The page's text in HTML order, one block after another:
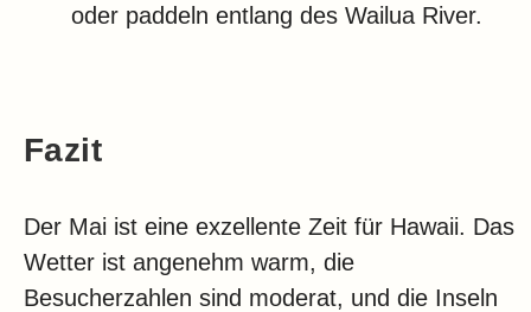
oder paddeln entlang des Wailua River.
Fazit
Der Mai ist eine exzellente Zeit für Hawaii. Das
Wetter ist angenehm warm, die
Besucherzahlen sind moderat, und die Inseln